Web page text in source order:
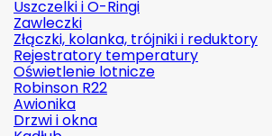
Uszczelki i O-Ringi
Zawleczki
Złączki, kolanka, trójniki i reduktory
Rejestratory temperatury
Oświetlenie lotnicze
Robinson R22
Awionika
Drzwi i okna